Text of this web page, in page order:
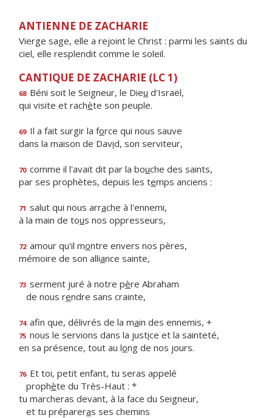
ANTIENNE DE ZACHARIE
Vierge sage, elle a rejoint le Christ : parmi les saints du
ciel, elle resplendit comme le soleil.
CANTIQUE DE ZACHARIE (LC 1)
68 Béni soit le Seigneur, le Dieu d'Israël,
qui visite et rachète son peuple.
69 Il a fait surgir la force qui nous sauve
dans la maison de David, son serviteur,
70 comme il l'avait dit par la bouche des saints,
par ses prophètes, depuis les temps anciens :
71 salut qui nous arrache à l'ennemi,
à la main de tous nos oppresseurs,
72 amour qu'il montre envers nos pères,
mémoire de son alliance sainte,
73 serment juré à notre père Abraham
de nous rendre sans crainte,
74 afin que, délivrés de la main des ennemis, +
75 nous le servions dans la justice et la sainteté,
en sa présence, tout au long de nos jours.
76 Et toi, petit enfant, tu seras appelé
prophète du Très-Haut : *
tu marcheras devant, à la face du Seigneur,
et tu prépareras ses chemins